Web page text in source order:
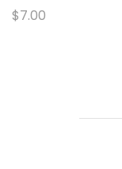
$7.00